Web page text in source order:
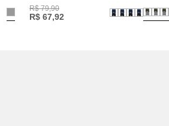
R$ 79,90
R$ 67,92